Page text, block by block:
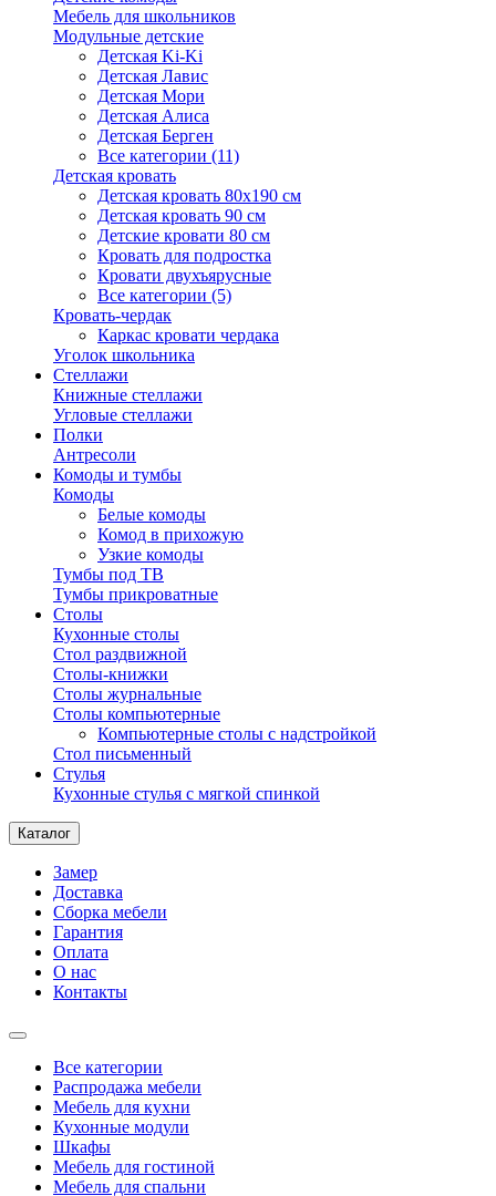
Мебель для школьников
Модульные детские
Детская Ki-Ki
Детская Лавис
Детская Мори
Детская Алиса
Детская Берген
Все категории (11)
Детская кровать
Детская кровать 80х190 см
Детская кровать 90 см
Детские кровати 80 см
Кровать для подростка
Кровати двухъярусные
Все категории (5)
Кровать-чердак
Каркас кровати чердака
Уголок школьника
Стеллажи
Книжные стеллажи
Угловые стеллажи
Полки
Антресоли
Комоды и тумбы
Комоды
Белые комоды
Комод в прихожую
Узкие комоды
Тумбы под ТВ
Тумбы прикроватные
Столы
Кухонные столы
Стол раздвижной
Столы-книжки
Столы журнальные
Столы компьютерные
Компьютерные столы с надстройкой
Стол письменный
Стулья
Кухонные стулья с мягкой спинкой
Каталог
Замер
Доставка
Сборка мебели
Гарантия
Оплата
О нас
Контакты
Все категории
Распродажа мебели
Мебель для кухни
Кухонные модули
Шкафы
Мебель для гостиной
Мебель для спальни